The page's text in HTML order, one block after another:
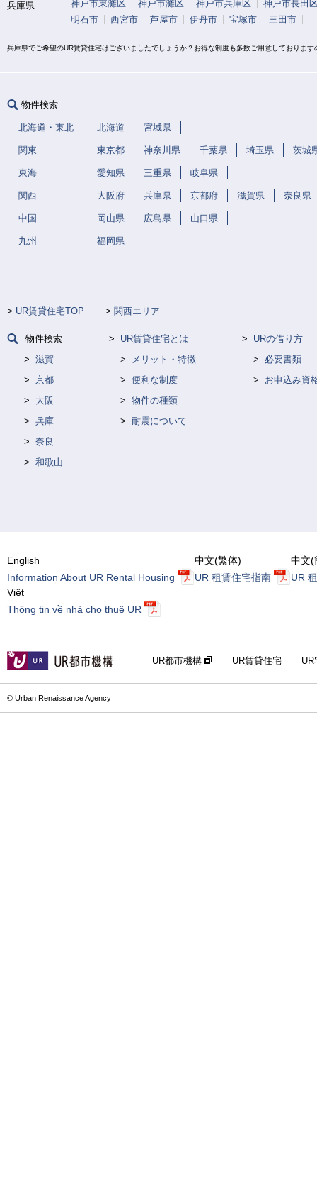
兵庫県 神戸市東灘区 神戸市灘区 神戸市兵庫区
神戸市長田
明石市
西宮市 芦屋市 伊丹市 宝塚市 三田市
兵庫県でご希望のUR賃貸住宅はございましたでしょうか？お得な制度も多数ご用意しておりま
物件検索
北海道・東北 北海道 宮城県
関東 東京都 神奈川県 千葉県 埼玉県 茨城
東海 愛知県 三重県 岐阜県
関西 大阪府 兵庫県 京都府 滋賀県 奈良県
中国 岡山県 広島県 山口県
九州 福岡県
UR賃貸住宅TOP 関西エリア
物件検索
滋賀
京都
大阪
兵庫
奈良
和歌山
UR賃貸住宅とは
メリット・特徴
便利な制度
物件の種類
耐震について
URの借り方
必要書類
お申込み資
English
Information About UR Rental Housing
中文(繁体)
UR 租賃住宅指南
中文(
UR
Việt
Thông tin về nhà cho thuê UR
UR都市機構 UR賃貸住宅
© Urban Renaissance Agency